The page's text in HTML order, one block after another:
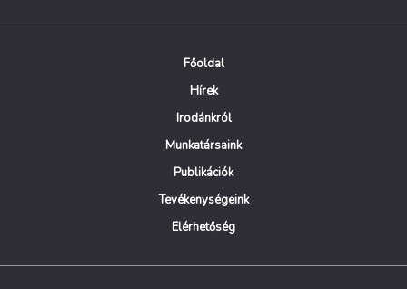
Főoldal
Hírek
Irodánkról
Munkatársaink
Publikációk
Tevékenységeink
Elérhetőség